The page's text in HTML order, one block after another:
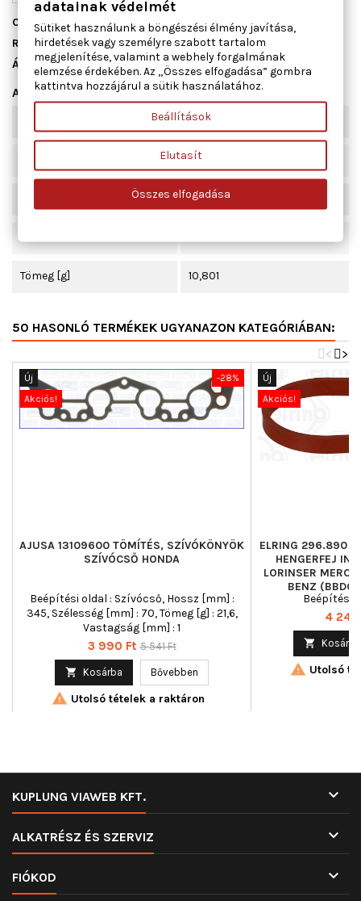
Cikkszám13084200
Raktáron8 db
ÁllapotÚj
Adatlap
0,8
90
Szívócső
Tömeg [g] 10,801
50 HASONLÓ TERMÉKEK UGYANAZON KATEGÓRIÁBAN:
>
<
-28%
Új
Akciós!
AJUSA 13109600 TÖMÍTÉS, SZÍVÓKÖNYÖK
SZÍVÓCSŐ HONDA
Beépítési oldal : Szívócső, Hossz [mm] :
345, Szélesség [mm] : 70, Tömeg [g] : 21,6,
Vastagság [mm] : 1
Ár
3 990 Ft Normál
5 541 Ft
 Kosárba Bővebben
 Utolsó tételek a raktáron
Új
Akciós!
ELRING 296.890
HENGERFEJ
LORINSER
BENZ (BBDC)
Beépítési
Ár
4 246
 Kosárba
 Utolsó
KUPLUNG VIAWEB KFT. 
ALKATRÉSZ ÉS SZERVIZ 
FIÓKOD 
adatainak védelmét
Sütiket használunk a böngészési élmény javítása,
hirdetések vagy személyre szabott tartalom
megjelenítése, valamint a webhely forgalmának
elemzése érdekében. Az „Összes elfogadása” gombra
kattintva hozzájárul a sütik használatához.
Beállítások
Elutasít
Összes elfogadása